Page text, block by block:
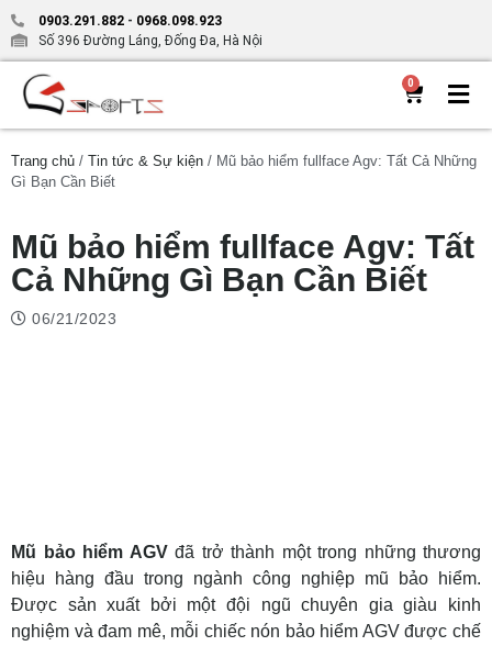
0903.291.882 - 0968.098.923
Số 396 Đường Láng, Đống Đa, Hà Nội
0
Trang chủ / Tin tức & Sự kiện / Mũ bảo hiểm fullface Agv: Tất Cả Những
Gì Bạn Cần Biết
Mũ bảo hiểm fullface Agv: Tất
Cả Những Gì Bạn Cần Biết
06/21/2023
Mũ bảo hiểm AGVđã trở thành một trong những thương
hiệu hàng đầu trong ngành công nghiệp mũ bảo hiểm.
Được sản xuất bởi một đội ngũ chuyên gia giàu kinh
nghiệm và đam mê, mỗi chiếc nón bảo hiểm AGV được chế